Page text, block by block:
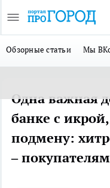
Обзорные статьи Мы
Одна важная
банке с
подмену:
–